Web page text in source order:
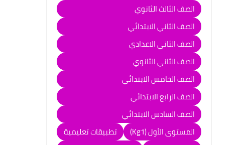
الصف الثالث الثانوي
الصف الثاني الابتدائي
الصف الثاني الاعدادي
الصف الثاني الثانوي
الصف الخامس الابتدائي
الصف الرابع الابتدائي
الصف السادس الابتدائي
المستوى الأول (Kg1)
تطبيقات تعليمية